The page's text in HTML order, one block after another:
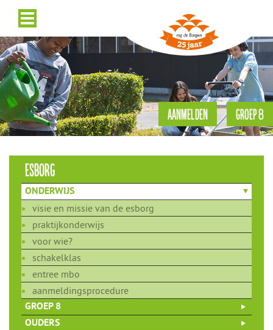
GROEP 8
AANMELDEN
esborg
ONDERWIJS
visie en missie van de esborg
praktijkonderwijs
voor wie?
schakelklas
entree mbo
aanmeldingsprocedure
GROEP 8
OUDERS